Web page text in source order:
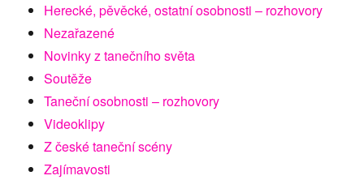
Herecké, pěvěcké, ostatní osobnosti – rozhovory
Nezařazené
Novinky z tanečního světa
Soutěže
Taneční osobnosti – rozhovory
Videoklipy
Z české taneční scény
Zajímavosti